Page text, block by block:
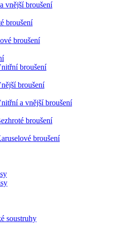
vnější broušení
broušení
broušení
broušení
broušení
a vnější broušení
broušení
broušení
soustruhy